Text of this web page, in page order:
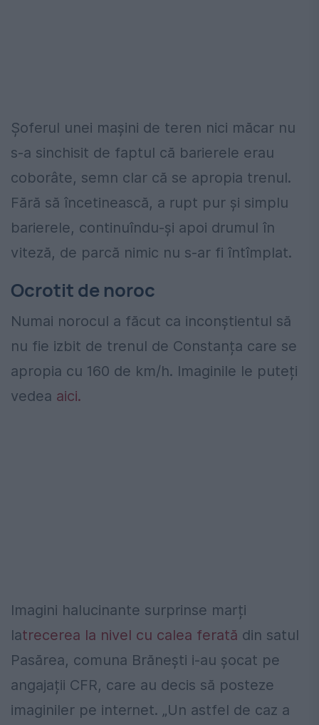
Șoferul unei mașini de teren nici măcar nu
s-a sinchisit de faptul că barierele erau
coborâte, semn clar că se apropia trenul.
Fără să încetinească, a rupt pur și simplu
barierele, continuîndu-și apoi drumul în
viteză, de parcă nimic nu s-ar fi întîmplat.
Ocrotit de noroc
Numai norocul a făcut ca inconștientul să
nu fie izbit de trenul de Constanța care se
apropia cu 160 de km/h. Imaginile le puteți
vedea aici.
Imagini halucinante surprinse marți
latrecerea la nivel cu calea ferată din satul
Pasărea, comuna Brănești i-au șocat pe
angajații CFR, care au decis să posteze
imaginiler pe internet. „Un astfel de caz a